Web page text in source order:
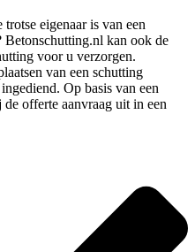
eigenaar is van een
kan ook de
voor u verzorgen.
van een schutting
Op basis van een
offerte aanvraag uit in een